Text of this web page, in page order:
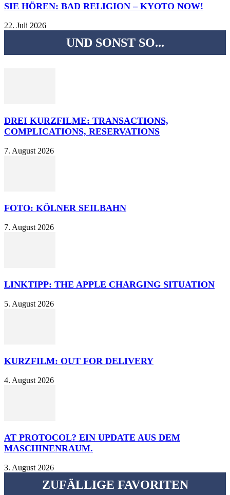
SIE HÖREN: BAD RELIGION – KYOTO NOW!
22. Juli 2026
UND SONST SO...
DREI KURZFILME: TRANSACTIONS,
COMPLICATIONS, RESERVATIONS
7. August 2026
FOTO: KÖLNER SEILBAHN
7. August 2026
LINKTIPP: THE APPLE CHARGING SITUATION
5. August 2026
KURZFILM: OUT FOR DELIVERY
4. August 2026
AT PROTOCOL? EIN UPDATE AUS DEM
MASCHINENRAUM.
3. August 2026
ZUFÄLLIGE FAVORITEN